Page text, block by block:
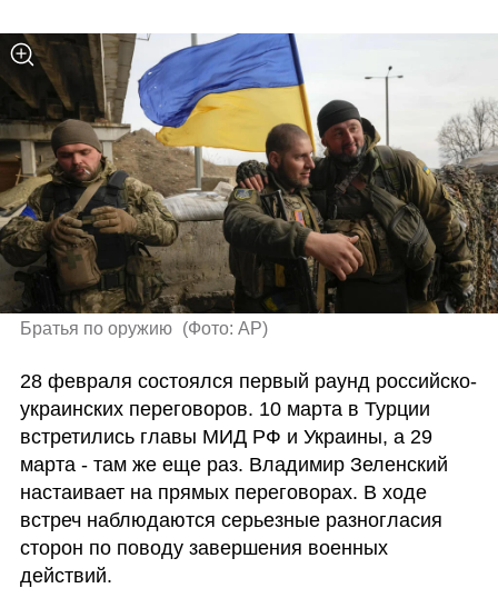
Братья по оружию (Фото: AP)
28 февраля состоялся первый раунд российско-
украинских переговоров. 10 марта в Турции
встретились главы МИД РФ и Украины, а 29
марта - там же еще раз. Владимир Зеленский
настаивает на прямых переговорах. В ходе
встреч наблюдаются серьезные разногласия
сторон по поводу завершения военных
действий.